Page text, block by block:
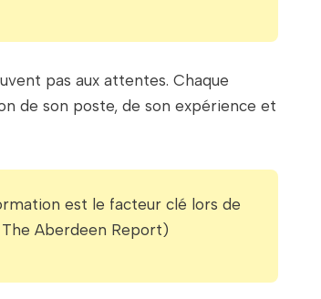
pas aux attentes. Chaque
de son poste, de son expérience et
est le facteur clé lors de
Aberdeen Report)